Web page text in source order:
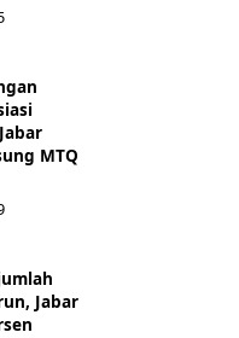
MTQ
Jabar